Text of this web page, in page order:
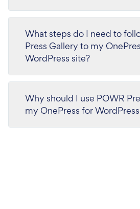
What steps do I need to
Press Gallery to my
WordPress site?
Why should I use POWR
my OnePress for